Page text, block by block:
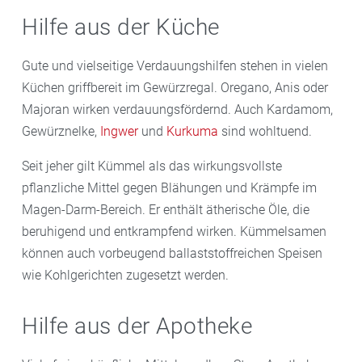
empfindlich reagiert, sollte auf stark
Speck oder die Haut von Geflügel, fetter Fisch oder zu
Milchprodukte oder Obst. Beobachten Sie, ob die
verdächtigen Lebensmittel in einem
Ernährungstagebuch fest.
Bei anhaltenden Problemen wenden Sie sich an Ihren
Arzt. Er kann mit einem Test herausfinden, ob
Milchzucker,Fruktose, Histamin oder Gluten der
Übeltäter ist.
Versuchen Sie deshalb, im Alltag mehr Ausgleich und
Entspannung zu finden.
Hilfe aus der Küche
Gute und vielseitige Verdauungshilfen stehen in vielen
Küchen griffbereit im Gewürzregal. Oregano, Anis oder
Majoran wirken verdauungsfördernd. Auch Kardamom,
Gewürznelke, Ingwerund Kurkuma sind wohltuend.
Seit jeher gilt Kümmel als das wirkungsvollste
pflanzliche Mittel gegen Blähungen und Krämpfe im
Magen-Darm-Bereich. Er enthält ätherische Öle, die
beruhigend und entkrampfend wirken. Kümmelsamen
können auch vorbeugend ballaststoffreichen Speisen
wie Kohlgerichten zugesetzt werden.
Hilfe aus der Apotheke